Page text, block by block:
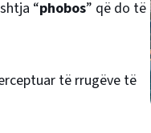
“phobos” që do të
të rrugëve të